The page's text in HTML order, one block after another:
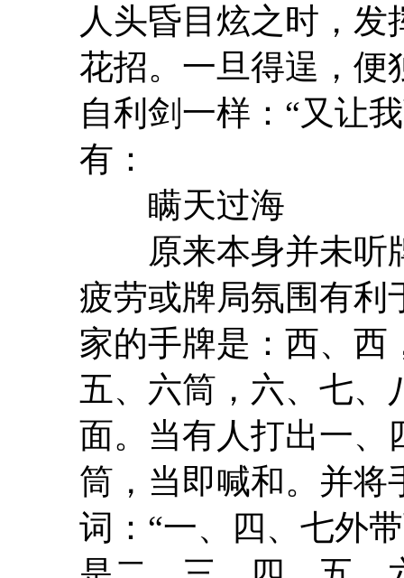
人头昏目炫之时，
花招。一旦得逞，便
自利剑一样：“又让
有：
瞒天过海
原来本身并未听
疲劳或牌局氛围有利
家的手牌是：西、西
五、六筒，六、七、
面。当有人打出一、
筒，当即喊和。并将
词：“一、四、七外